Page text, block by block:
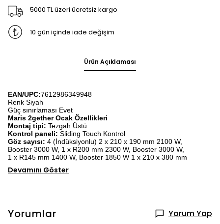
5000 TL üzeri ücretsiz kargo
10 gün içinde iade değişim
Ürün Açıklaması
EAN/UPC:7612986349948
Renk Siyah
Güç sınırlaması Evet
Maris 2gether Ocak Özellikleri
Montaj tipi: Tezgah Üstü
Kontrol paneli: Sliding Touch Kontrol
Göz sayısı: 4 (İndüksiyonlu) 2 x 210 x 190 mm 2100 W,
Booster 3000 W, 1 x R200 mm 2300 W, Booster 3000 W,
1 x R145 mm 1400 W, Booster 1850 W 1 x 210 x 380 mm
Devamını Göster
Yorumlar Yorum Yap